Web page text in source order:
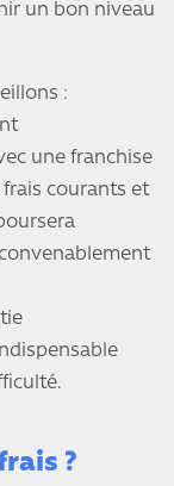
un bon niveau
:
une franchise
frais courants et
?